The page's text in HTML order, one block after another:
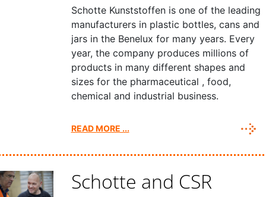
Schotte Kunststoffen is one of the leading
manufacturers in plastic bottles, cans and
jars in the Benelux for many years. Every
year, the company produces millions of
products in many different shapes and
sizes for the pharmaceutical , food,
chemical and industrial business.
READ MORE ...
Schotte and CSR